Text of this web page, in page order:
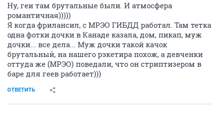
Ну, геи там брутальные были. И атмосфера
романтичная)))))
Я когда фрилансил, с МРЭО ГИБДД работал. Там тетка
одна фотки дочки в Канаде казала, дом, пикап, муж
дочки... все дела... Муж дочки такой качок
брутальный, на нашего рэкетира похож, а девченки
оттуда же (МРЭО) поведали, что он стриптизером в
баре для геев работает)))
ОТВЕТИТЬ